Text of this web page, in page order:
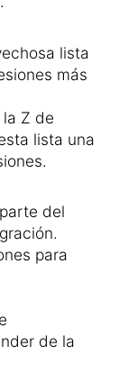
lista
más
Z de
lista una
del
para
de la